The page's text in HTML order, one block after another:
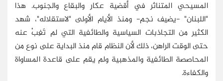
المسيحي المتناثر في أقضية عكار والبقاع والجنوب. هذا
"اللبنان" -يضيف نجم- ومنذ الأيام الأولى "لاستقلاله"، شهد
الكثير من التجاذبات السياسية والطائفية التي لم تَغِبْ عنه
حتى الوقت الراهن، ذلك لأن النظام قام منذ البداية على نوع من
المحاصصة الطائفية والمذهبية ولم يقم على قاعدة المساواة
والكفاءة.